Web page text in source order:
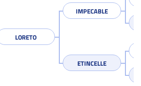
LORETO
IMPECABLE
ETINCELLE